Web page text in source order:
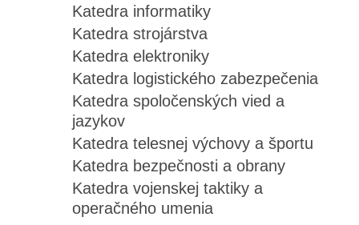
Katedra informatiky
Katedra strojárstva
Katedra elektroniky
Katedra logistického zabezpečenia
Katedra spoločenských vied a
jazykov
Katedra telesnej výchovy a športu
Katedra bezpečnosti a obrany
Katedra vojenskej taktiky a
operačného umenia